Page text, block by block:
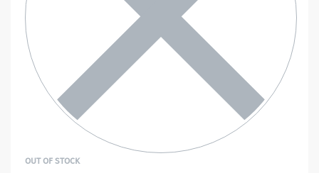
OUT OF STOCK